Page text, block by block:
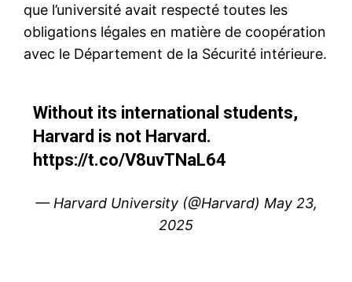
que l’université avait respecté toutes les
obligations légales en matière de coopération
avec le Département de la Sécurité intérieure.
Without its international students,
Harvard is not Harvard.
https://t.co/V8uvTNaL64
— Harvard University (@Harvard) May 23,
2025